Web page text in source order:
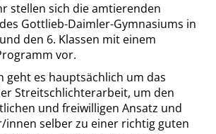
stellen sich die amtierenden
Gottlieb-Daimler-Gymnasiums in
den 6. Klassen mit einem
vor.
geht es hauptsächlich um das
Streitschlichterarbeit, um den
und freiwilligen Ansatz und
innen selber zu einer richtig guten